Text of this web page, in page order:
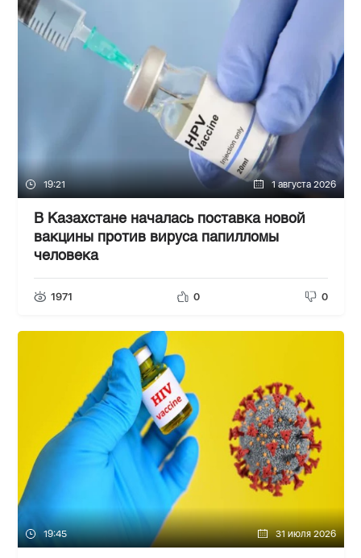
19:21 1 августа 2026
В Казахстане началась поставка новой
вакцины против вируса папилломы
человека
1971 0 0
19:45 31 июля 2026